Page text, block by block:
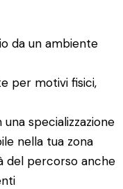
da un ambiente
per motivi fisici,
specializzazione
nella tua zona
del percorso anche